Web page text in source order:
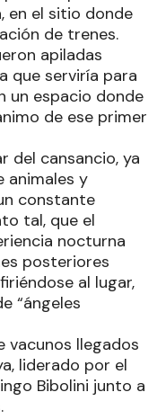
en el sitio donde
de trenes.
apiladas
que serviría para
un espacio donde
de ese primer
del cansancio, ya
animales y
constante
tal, que el
nocturna
posteriores
al lugar,
“ángeles
vacunos llegados
liderado por el
Bibolini junto a